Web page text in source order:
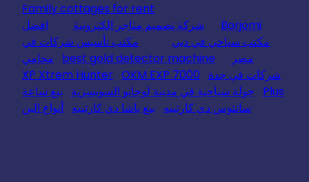
Family cottages for rent
Borjomi
شركة تصميم متاجر الكترونية
افضل
مكتب سياحي في دبي
مكتب تأسيس شركات في
مصر
best gold detector machine
محامي
شركات في جدة
XP Xtrem Hunter OKM EXP 7000
Plus
جولة سياحية في مدينة لوجانو السويسرية
بيع ساعة
سانتوس دي كارتييه
بيع باشا دي كارتييه أنواع البن